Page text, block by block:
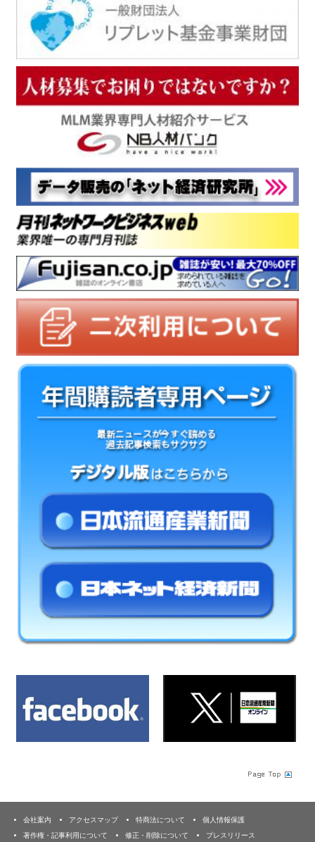
会社案内 アクセスマップ 特商法について
個人情報保護
著作権・記事利用について
修正・削除について プレスリリース